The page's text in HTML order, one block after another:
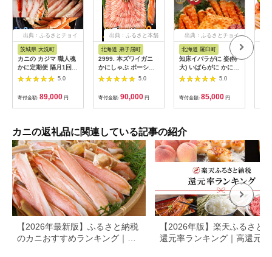
出典：ふるさとチョイ
茨城県 大洗町
カニの カジマ 職人魂
かに定期便 隔月1回 ×
3回 カジマ ずわい蟹
ズワイガニ たらば蟹
タラバガニ ずわいが
に かに カニ 蟹 ずわ
い たらば
5.0
寄付金額: 89,000 円
出典：ふるさと本舗
北海道 弟子屈町
2999. 本ズワイガニ
かにしゃぶ ポーショ
ン 500g 6個 12-16人
前 カット済 ずわい蟹
ズワイガニ カニ 蟹 か
に 蟹足 生 生食 蟹し
ゃぶ 人気 お取り寄せ
屈町
5.0
寄付金額: 90,000 円
出典：ふるさとチョイ
北海道 羅臼町
知床イバラがに 姿(特
大) いばらがに かに
カニ 蟹 羅臼町 北海道
産 海産物 生産者 支援
5.0
寄付金額: 85,000 円
カニの返礼品に関連している記事の紹介
【2026年最新版】ふるさと納税
のカニおすすめランキング｜還
【2026年版】楽天ふるさと
還元率ランキング｜高還元率